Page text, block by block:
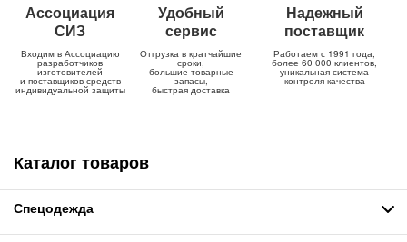
Ассоциация
СИЗ
Входим в Ассоциацию
разработчиков
изготовителей
и поставщиков средств
индивидуальной защиты
Удобный
сервис
Отгрузка в кратчайшие
сроки,
большие товарные
запасы,
быстрая доставка
Надежный
поставщик
Работаем с 1991 года,
более 60 000 клиентов,
уникальная система
контроля качества
Каталог товаров
Спецодежда